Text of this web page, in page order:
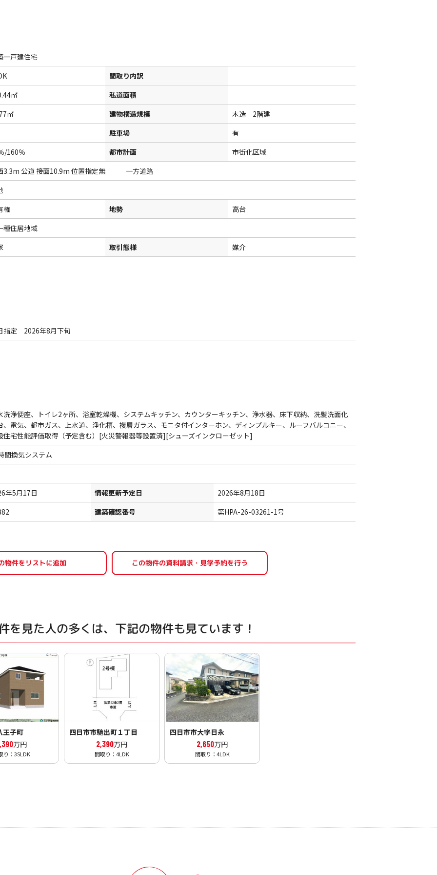
一戸建住宅
間取り内訳
㎡
私道面積
㎡
建物構造規模
木造 2階建
駐車場
有
/160％
都市計画
市街化区域
3.3m 公道 接面10.9m 位置指定無 一方道路
権
地勢
高台
種住居地域
取引態様 媒介
指定 2026年8月下旬
洗浄便座、トイレ2ヶ所、浴室乾燥機、システムキッチン、カウンターキッチン、浄水器、床下収納、洗髪洗面化
、電気、都市ガス、上水道、浄化槽、複層ガラス、モニタ付インターホン、ディンプルキー、ルーフバルコニー、
住宅性能評価取得（予定含む）[火災警報器等設置済][シューズインクローゼット]
間換気システム
年5月17日 情報更新予定日
2026年8月18日
建築確認番号 第HPA-26-03261-1号
を見た人の多くは、下記の物件も見ています！
王子町
万円
り：3SLDK
四日市市馳出町１丁目
2,390万円
間取り：4LDK
四日市市大字日永
2,650万円
間取り：4LDK